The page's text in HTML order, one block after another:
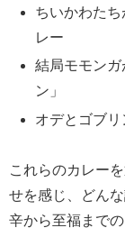
ちいかわた
レー
結局モモン
ン」
オデとゴブリ
これらのカレー
せを感じ、どん
辛から至福まで